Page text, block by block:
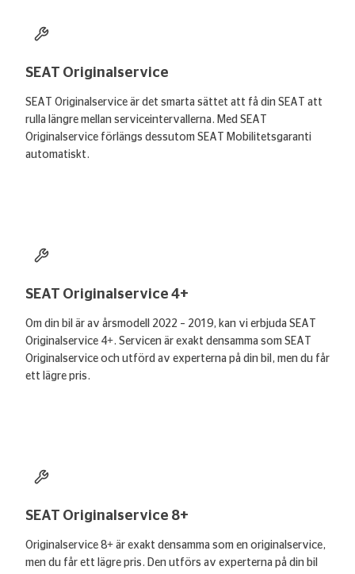
SEAT Originalservice
SEAT Originalservice är det smarta sättet att få din SEAT att
rulla längre mellan serviceintervallerna. Med SEAT
Originalservice förlängs dessutom SEAT Mobilitetsgaranti
automatiskt.
SEAT Originalservice 4+
Om din bil är av årsmodell 2022 – 2019, kan vi erbjuda SEAT
Originalservice 4+. Servicen är exakt densamma som SEAT
Originalservice och utförd av experterna på din bil, men du får
ett lägre pris.
SEAT Originalservice 8+
Originalservice 8+ är exakt densamma som en originalservice,
men du får ett lägre pris. Den utförs av experterna på din bil